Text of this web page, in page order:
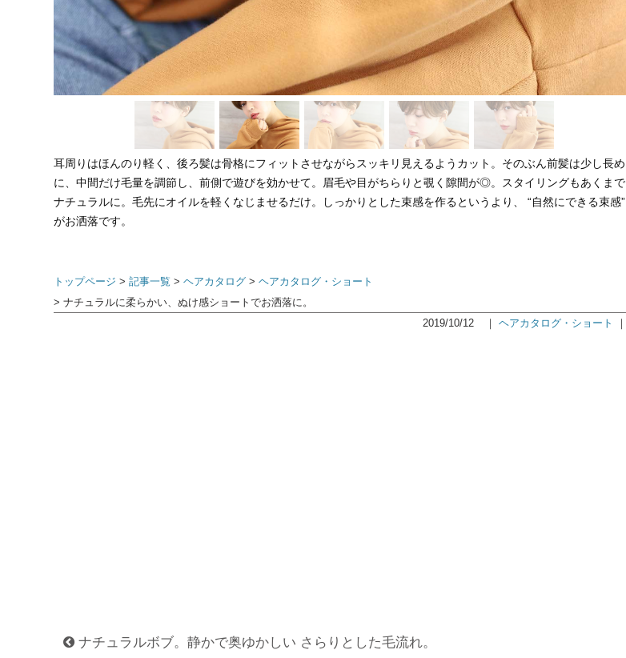
耳周りはほんのり軽く、後ろ髪は骨格にフィットさせながらスッキリ見えるようカット。そのぶん前髪は少し長め
に、中間だけ毛量を調節し、前側で遊びを効かせて。眉毛や目がちらりと覗く隙間が◎。スタイリングもあくまで
ナチュラルに。毛先にオイルを軽くなじませるだけ。しっかりとした束感を作るというより、 “自然にできる束感”
がお洒落です。
トップページ 記事一覧 ヘアカタログ
ヘアカタログ・ショート
ナチュラルに柔らかい、ぬけ感ショートでお洒落に。
2019/10/12
｜ ヘアカタログ・ショート ｜
ナチュラルボブ。静かで奥ゆかしい さらりとした毛流れ。